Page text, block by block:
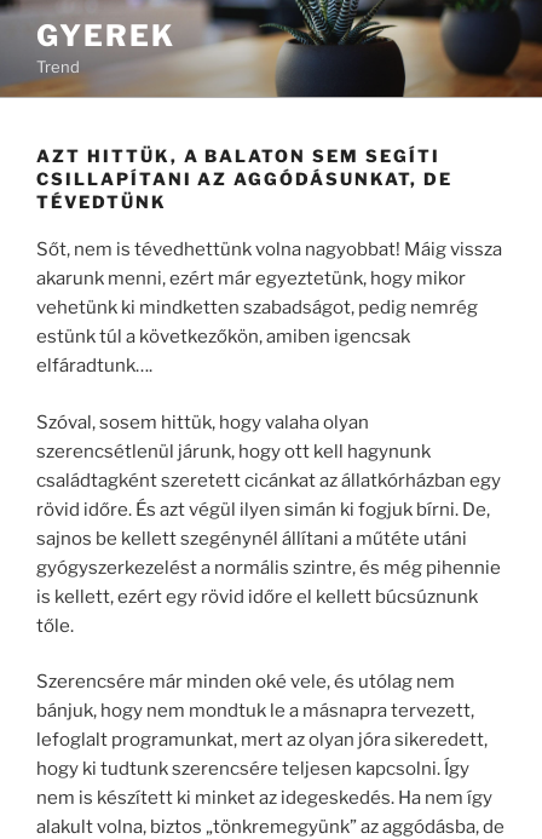
Tartalomhoz
GYEREK
Trend
AZT HITTÜK, A BALATON SEM SEGÍTI
CSILLAPÍTANI AZ AGGÓDÁSUNKAT, DE
TÉVEDTÜNK
Sőt, nem is tévedhettünk volna nagyobbat! Máig vissza
akarunk menni, ezért már egyeztetünk, hogy mikor
vehetünk ki mindketten szabadságot, pedig nemrég
estünk túl a következőkön, amiben igencsak
elfáradtunk….
Szóval, sosem hittük, hogy valaha olyan
szerencsétlenül járunk, hogy ott kell hagynunk
családtagként szeretett cicánkat az állatkórházban egy
rövid időre. És azt végül ilyen simán ki fogjuk bírni. De,
sajnos be kellett szegénynél állítani a műtéte utáni
gyógyszerkezelést a normális szintre, és még pihennie
is kellett, ezért egy rövid időre el kellett búcsúznunk
tőle.
Szerencsére már minden oké vele, és utólag nem
bánjuk, hogy nem mondtuk le a másnapra tervezett,
lefoglalt programunkat, mert az olyan jóra sikeredett,
hogy ki tudtunk szerencsére teljesen kapcsolni. Így
nem is készített ki minket az idegeskedés. Ha nem így
alakult volna, biztos „tönkremegyünk” az aggódásba, de